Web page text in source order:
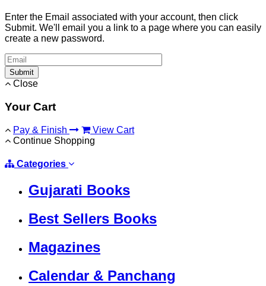
Enter the Email associated with your account, then click
Submit. We'll email you a link to a page where you can easily
create a new password.
Submit
Close
Your Cart
Pay & Finish
View Cart
Continue Shopping
Categories
Gujarati Books
Best Sellers Books
Magazines
Calendar & Panchang